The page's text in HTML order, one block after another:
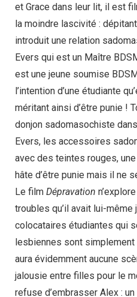
et Grace dans leur lit, il est
la moindre lascivité :
introduit une relation
Evers qui est un Maître
est une jeune soumise
l’intention d’une étudiante
méritant ainsi d’être punie !
donjon sadomasochiste
Evers, les accessoires
avec des teintes rouges,
hâte d’être punie mais il ne
Le film Dépravation
troubles qu’il avait lui-
colocataires étudiantes qui
lesbiennes sont simplement
aura évidemment aucune
jalousie entre filles pour le
refuse d’embrasser Alex :